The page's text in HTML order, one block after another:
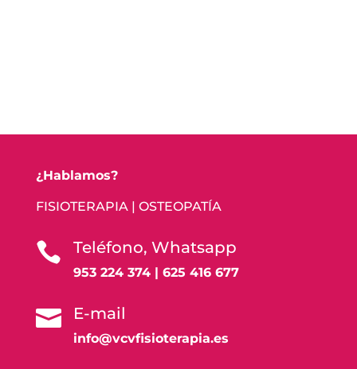
¿Hablamos?
FISIOTERAPIA | OSTEOPATÍA
 Teléfono, Whatsapp
953 224 374 | 625 416 677
 E-mail
info@vcvfisioterapia.es